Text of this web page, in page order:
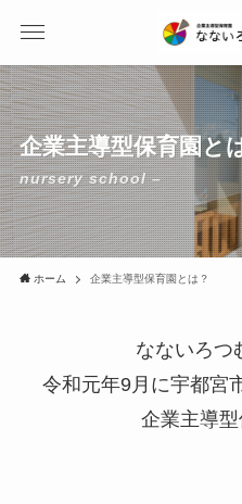
企業主導型保育園と
nursery school –
ホーム 企業主導型保育園とは？
なないろつ
令和元年9月に宇都宮
企業主導